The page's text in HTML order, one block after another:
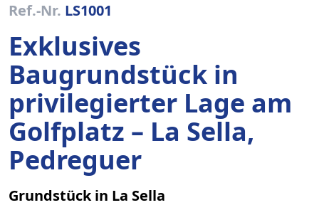
Ref.-Nr. LS1001
Exklusives
Baugrundstück in
privilegierter Lage am
Golfplatz – La Sella,
Pedreguer
Grundstück in La Sella